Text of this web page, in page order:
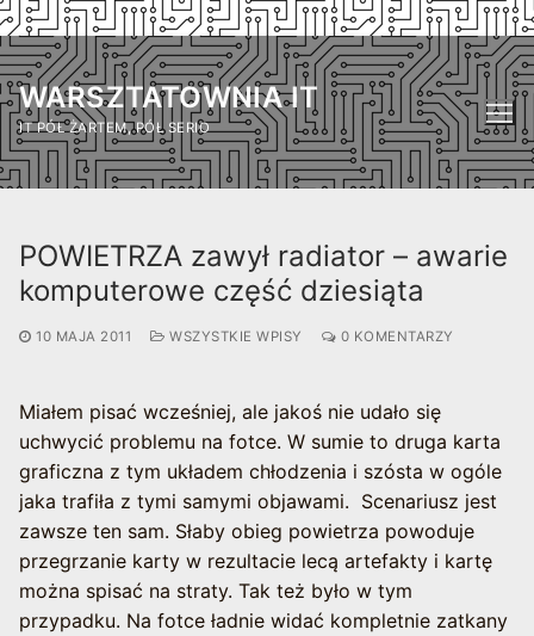
Przejdź
do
treści
WARSZTATOWNIA IT
IT PÓŁ ŻARTEM, PÓŁ SERIO
POWIETRZA zawył radiator – awarie
komputerowe część dziesiąta
10 MAJA 2011 WSZYSTKIE WPISY 0 KOMENTARZY
Miałem pisać wcześniej, ale jakoś nie udało się
uchwycić problemu na fotce. W sumie to druga karta
graficzna z tym układem chłodzenia i szósta w ogóle
jaka trafiła z tymi samymi objawami. Scenariusz jest
zawsze ten sam. Słaby obieg powietrza powoduje
przegrzanie karty w rezultacie lecą artefakty i kartę
można spisać na straty. Tak też było w tym
przypadku. Na fotce ładnie widać kompletnie zatkany